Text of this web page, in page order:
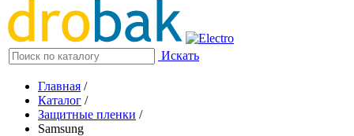
Искать
Главная /
Каталог /
Защитные пленки /
Samsung